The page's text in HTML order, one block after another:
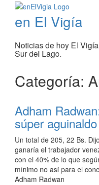
en El Vigía
Noticias de hoy El
Sur del Lago.
Categoría:
Adham
súper aguinaldo
Un total de 205, 22 Bs.
ganaría el trabajador
con el 40% de lo que
mínimo no así para el
Adham Radwan